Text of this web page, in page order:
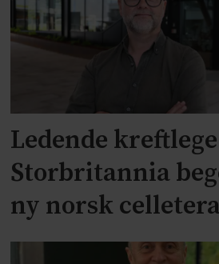
Ledende
Storbritannia
ny norsk